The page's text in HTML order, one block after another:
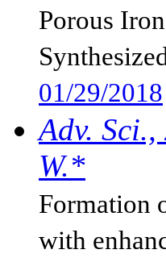
Porous
01/29/2018
Adv.
W.*
Formation
with